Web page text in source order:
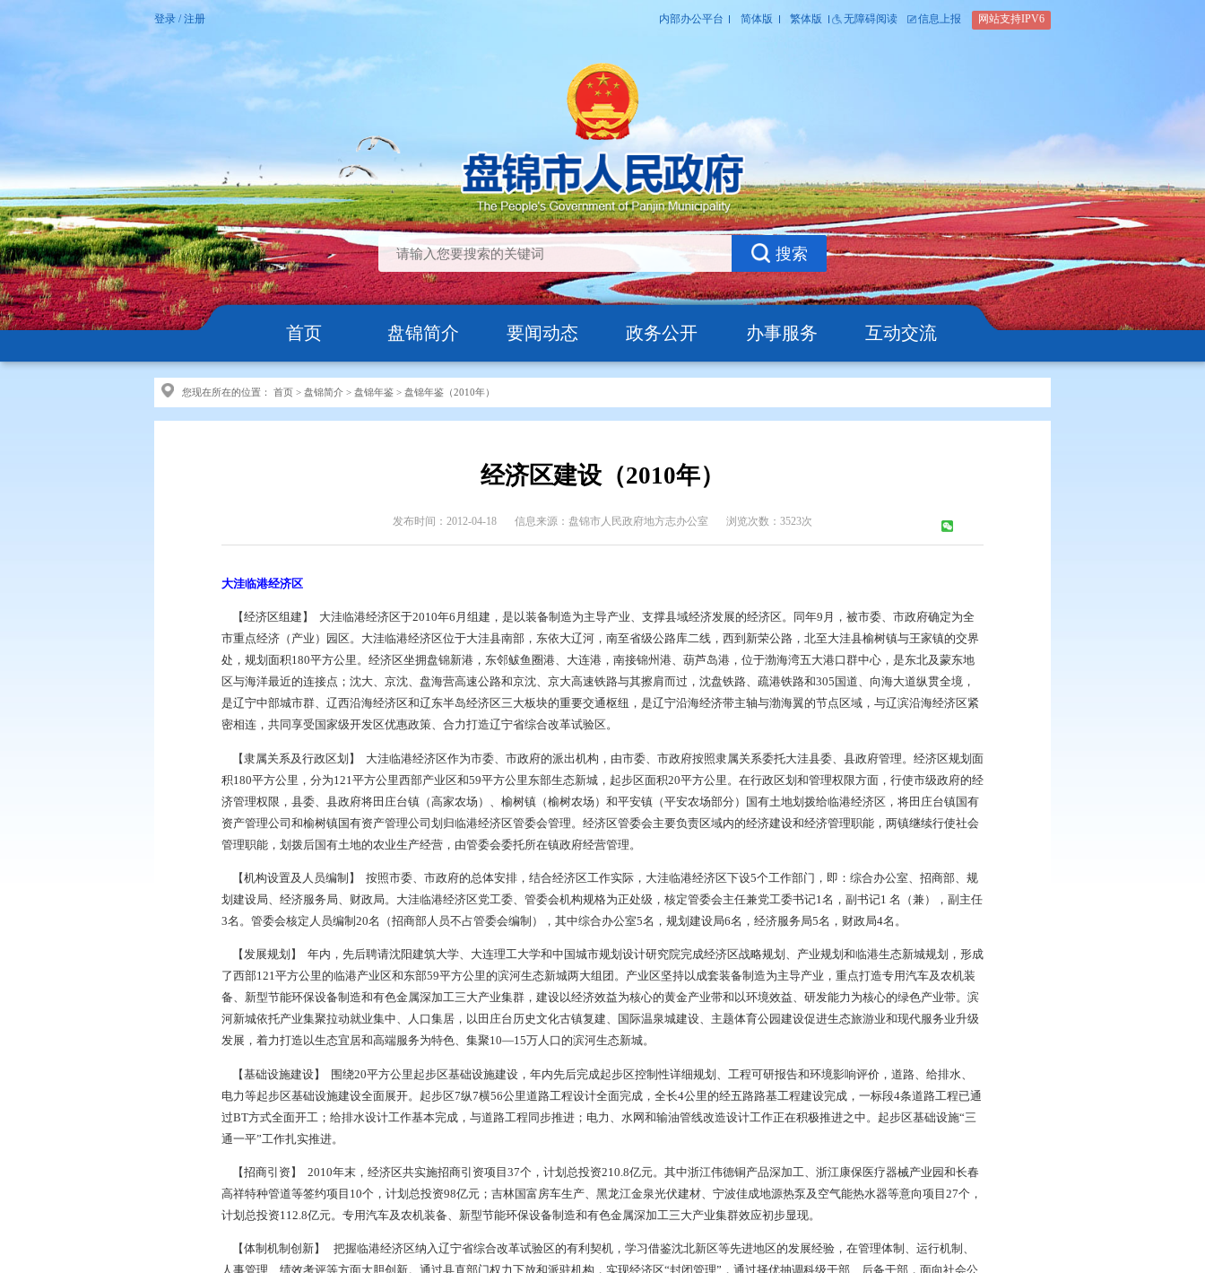
登录 内部办公平台 简体版 繁体版 无障碍阅读
搜索
首页 盘锦简介
>盘锦年鉴（2010年）
发布时间：2012-04-18 信息来源：盘锦市人民政府地方志办公室 浏览次数：3523次
大洼临港经济区
市重点经济（产业）园区。大洼临港经济区位于大洼县南部，东依大辽河，南至省级公路库二线，西到新荣公路，北至大洼县榆树镇与王家镇的交界
处，规划面积180平方公里。经济区坐拥盘锦新港，东邻鲅鱼圈港、大连港，南接锦州港、葫芦岛港，位于渤海湾五大港口群中心，是东北及蒙东地
区与海洋最近的连接点；沈大、京沈、盘海营高速公路和京沈、京大高速铁路与其擦肩而过，沈盘铁路、疏港铁路和305国道、向海大道纵贯全境，
是辽宁中部城市群、辽西沿海经济区和辽东半岛经济区三大板块的重要交通枢纽，是辽宁沿海经济带主轴与渤海翼的节点区域，与辽滨沿海经济区紧
密相连，共同享受国家级开发区优惠政策、合力打造辽宁省综合改革试验区。
【隶属关系及行政区划】 大洼临港经济区作为市委、市政府的派出机构，由市委、市政府按照隶属关系委托大洼县委、县政府管理。经济区规划面
济管理权限，县委、县政府将田庄台镇（高家农场）、榆树镇（榆树农场）和平安镇（平安农场部分）国有土地划拨给临港经济区，将田庄台镇国有
资产管理公司和榆树镇国有资产管理公司划归临港经济区管委会管理。经济区管委会主要负责区域内的经济建设和经济管理职能，两镇继续行使社会
管理职能，划拨后国有土地的农业生产经营，由管委会委托所在镇政府经营管理。
划建设局、经济服务局、财政局。大洼临港经济区党工委、管委会机构规格为正处级，核定管委会主任兼党工委书记1名，副书记1 名（兼），副主任
3名。管委会核定人员编制20名（招商部人员不占管委会编制），其中综合办公室5名，规划建设局6名，经济服务局5名，财政局4名。
【发展规划】 年内，先后聘请沈阳建筑大学、大连理工大学和中国城市规划设计研究院完成经济区战略规划、产业规划和临港生态新城规划，形成
了西部121平方公里的临港产业区和东部59平方公里的滨河生态新城两大组团。产业区坚持以成套装备制造为主导产业，重点打造专用汽车及农机装
备、新型节能环保设备制造和有色金属深加工三大产业集群，建设以经济效益为核心的黄金产业带和以环境效益、研发能力为核心的绿色产业带。滨
河新城依托产业集聚拉动就业集中、人口集居，以田庄台历史文化古镇复建、国际温泉城建设、主题体育公园建设促进生态旅游业和现代服务业升级
发展，着力打造以生态宜居和高端服务为特色、集聚10—15万人口的滨河生态新城。